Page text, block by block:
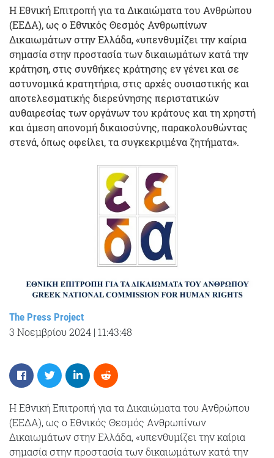
Η Εθνική Επιτροπή για τα Δικαιώματα του Ανθρώπου
(ΕΕΔΑ), ως ο Εθνικός Θεσμός Ανθρωπίνων
Δικαιωμάτων στην Ελλάδα, «υπενθυμίζει την καίρια
σημασία στην προστασία των δικαιωμάτων κατά την
κράτηση, στις συνθήκες κράτησης εν γένει και σε
αστυνομικά κρατητήρια, στις αρχές ουσιαστικής και
αποτελεσματικής διερεύνησης περιστατικών
αυθαιρεσίας των οργάνων του κράτους και τη χρηστή
και άμεση απονομή δικαιοσύνης, παρακολουθώντας
στενά, όπως οφείλει, τα συγκεκριμένα ζητήματα».
The Press Project
3 Νοεμβρίου 2024 | 11:43:48
Η Εθνική Επιτροπή για τα Δικαιώματα του Ανθρώπου
(ΕΕΔΑ), ως ο Εθνικός Θεσμός Ανθρωπίνων
Δικαιωμάτων στην Ελλάδα, «υπενθυμίζει την καίρια
σημασία στην προστασία των δικαιωμάτων κατά την